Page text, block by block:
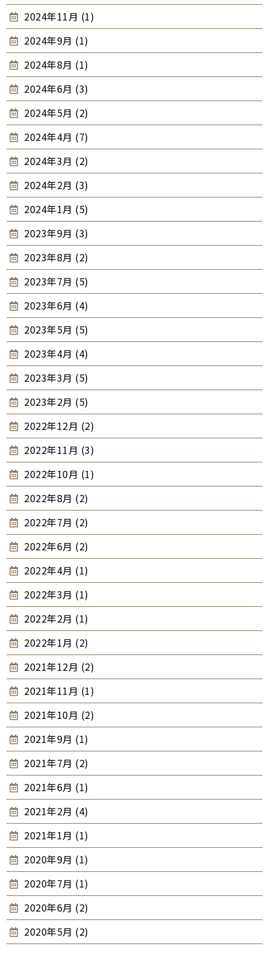
2024年11月 (1)
2024年9月 (1)
2024年8月 (1)
2024年6月 (3)
2024年5月 (2)
2024年4月 (7)
2024年3月 (2)
2024年2月 (3)
2024年1月 (5)
2023年9月 (3)
2023年8月 (2)
2023年7月 (5)
2023年6月 (4)
2023年5月 (5)
2023年4月 (4)
2023年3月 (5)
2023年2月 (5)
2022年12月 (2)
2022年11月 (3)
2022年10月 (1)
2022年8月 (2)
2022年7月 (2)
2022年6月 (2)
2022年4月 (1)
2022年3月 (1)
2022年2月 (1)
2022年1月 (2)
2021年12月 (2)
2021年11月 (1)
2021年10月 (2)
2021年9月 (1)
2021年7月 (2)
2021年6月 (1)
2021年2月 (4)
2021年1月 (1)
2020年9月 (1)
2020年7月 (1)
2020年6月 (2)
2020年5月 (2)